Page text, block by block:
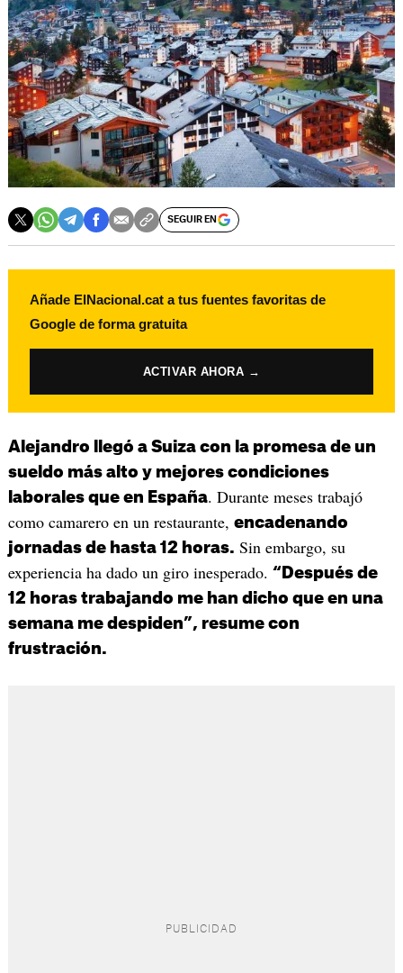
SEGUIR EN
Añade ElNacional.cat a tus fuentes favoritas de
Google de forma gratuita
ACTIVAR AHORA →
Alejandro llegó a Suiza con la promesa de un
sueldo más alto y mejores condiciones
laborales que en España. Durante meses trabajó
como camarero en un restaurante, encadenando
jornadas de hasta 12 horas. Sin embargo, su
experiencia ha dado un giro inesperado. “Después de
12 horas trabajando me han dicho que en una
semana me despiden”, resume con
frustración.